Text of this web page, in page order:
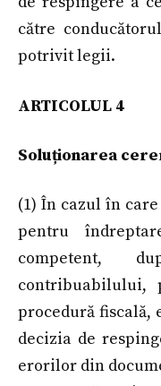
către
potrivit legii.
ARTICOLUL 4
Soluționarea
(1) În cazul în
pentru
competent,
contribuabilului,
procedură fiscală,
decizia de
erorilor din